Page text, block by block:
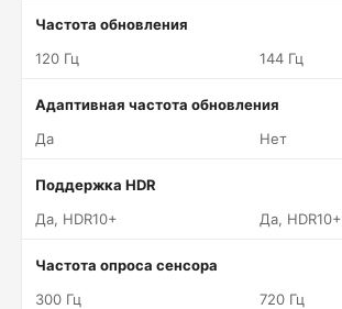
Частота обновления
120 Гц
144 Гц
Адаптивная частота обновления
Да
Нет
Поддержка HDR
Да, HDR10+
Да, HDR10+
Частота опроса сенсора
300 Гц
720 Гц